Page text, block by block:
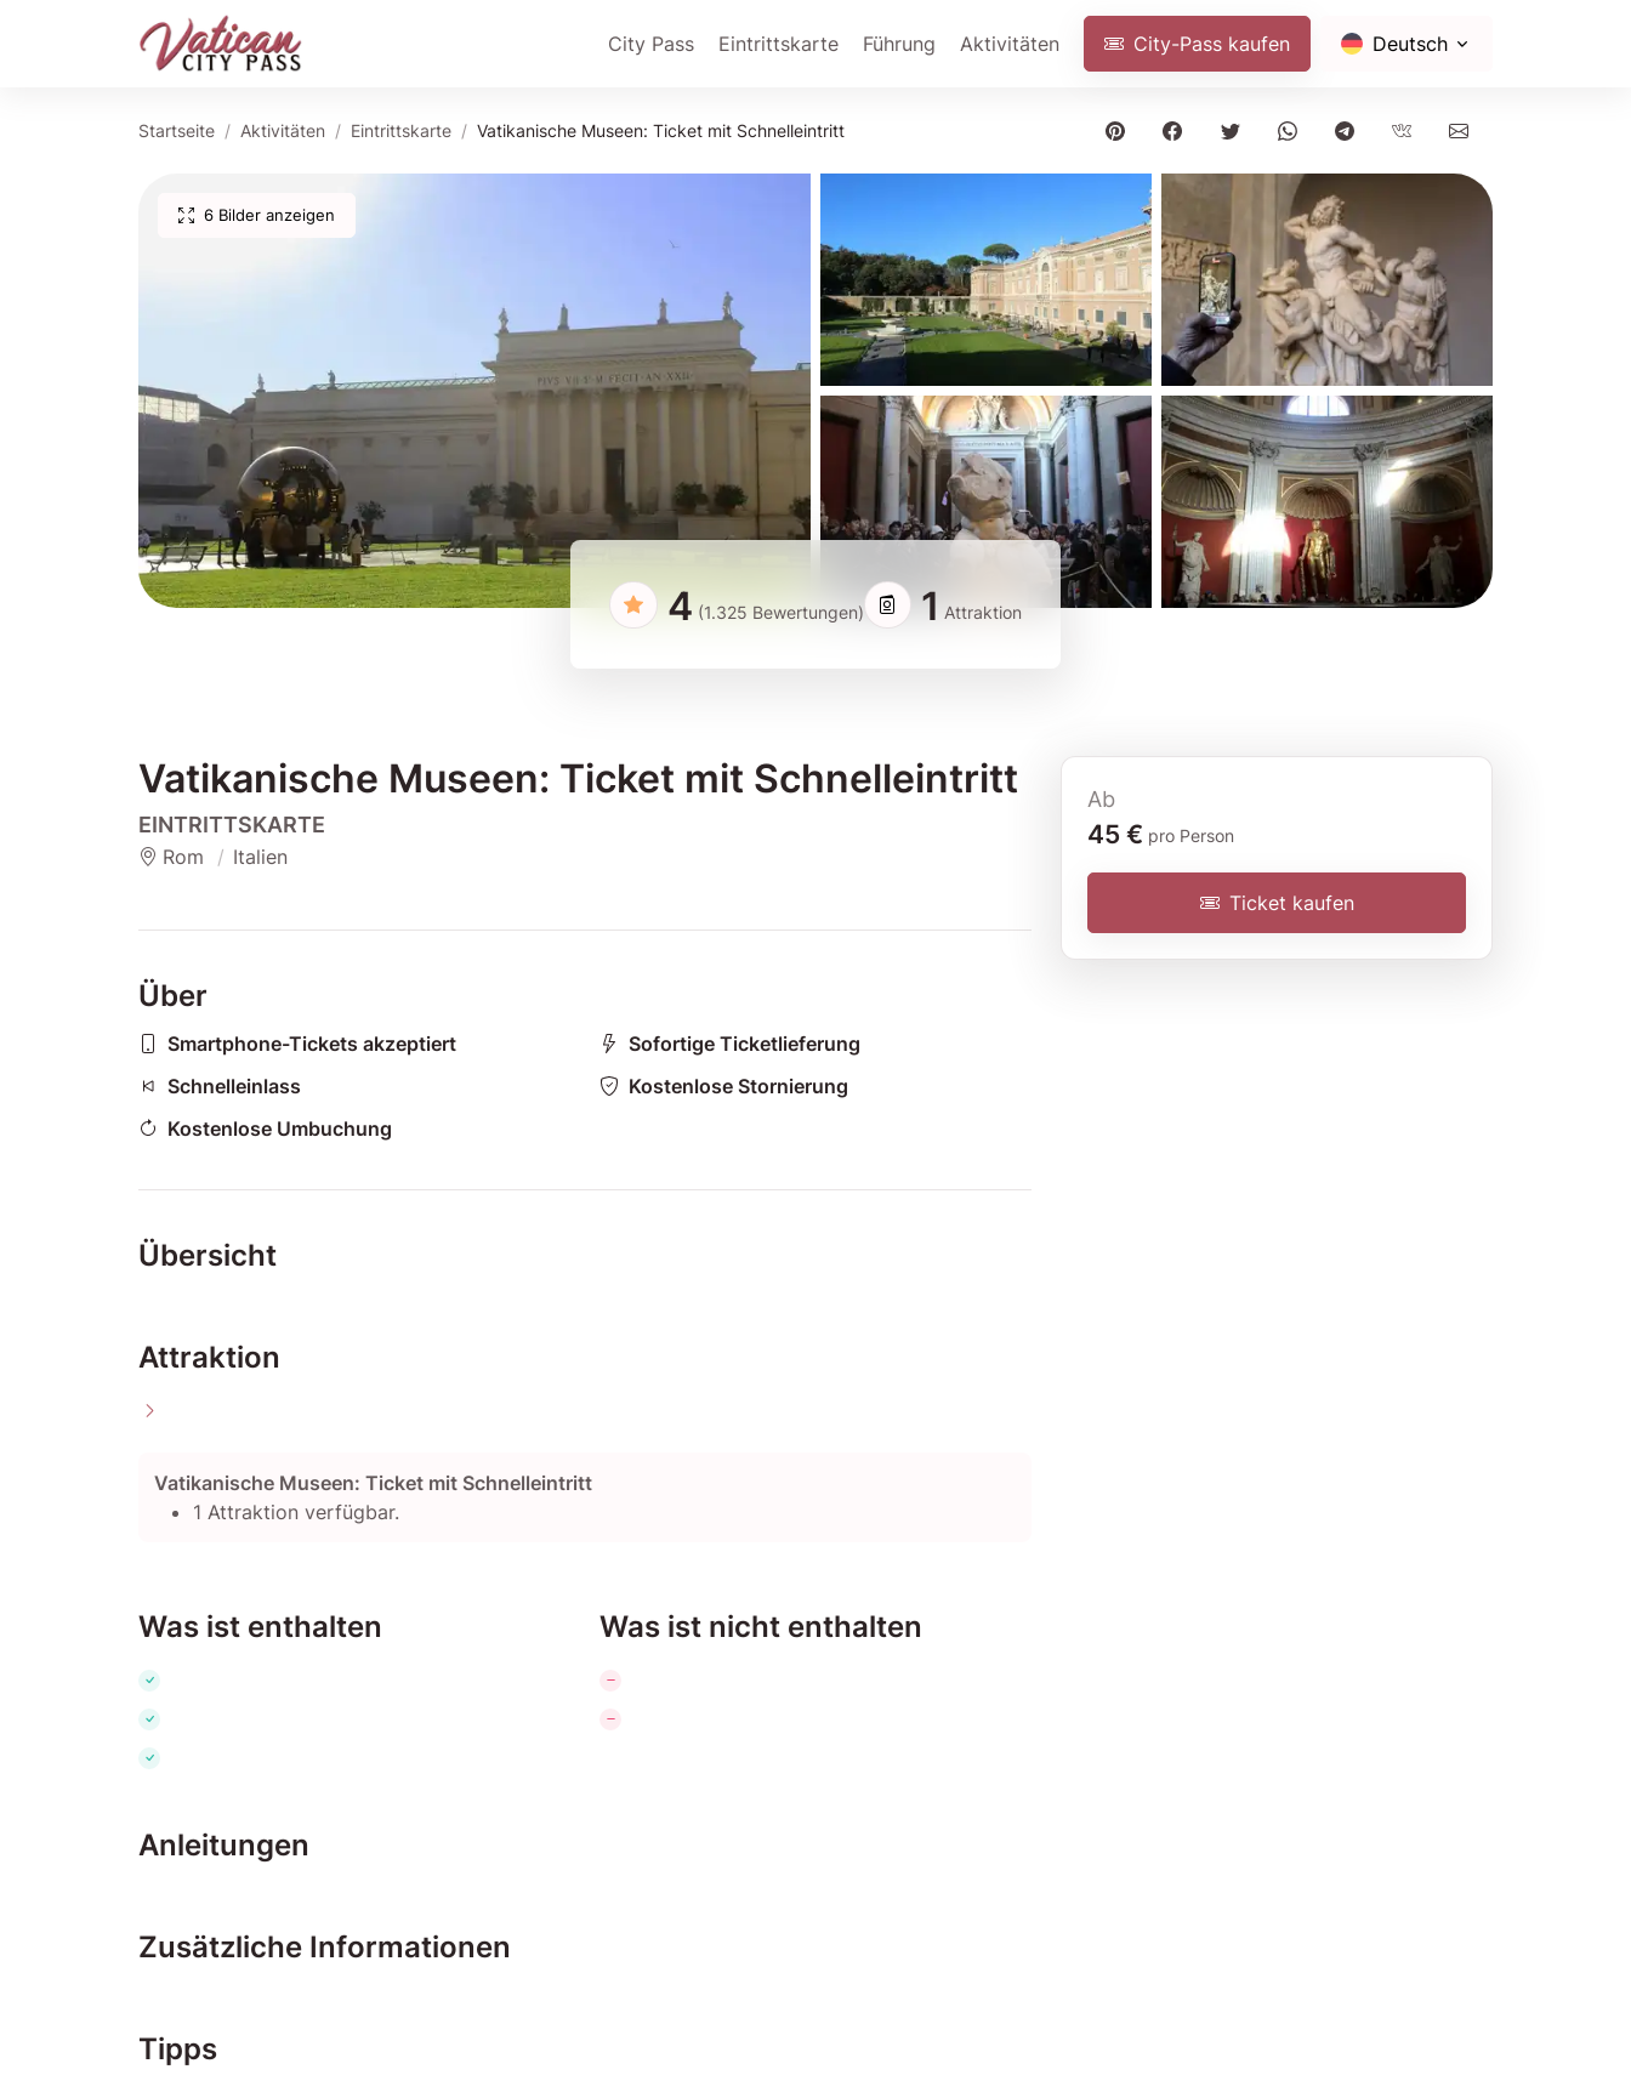
City Pass Eintrittskarte Führung Aktivitäten City-Pass kaufen Deutsch
Startseite Aktivitäten Eintrittskarte Vatikanische Museen: Ticket mit Schnelleintritt
6 Bilder anzeigen
4 (1.325 Bewertungen) 1 Attraktion
Vatikanische Museen: Ticket mit Schnelleintritt
EINTRITTSKARTE
Rom Italien
Über
Smartphone-Tickets akzeptiert
Sofortige Ticketlieferung
Schnelleinlass
Kostenlose Stornierung
Kostenlose Umbuchung
Übersicht
Attraktion
Vatikanische Museen: Ticket mit Schnelleintritt
1 Attraktion verfügbar.
Was ist enthalten Was ist nicht enthalten
Anleitungen
Zusätzliche Informationen
Tipps
Ab
45 € pro Person
Ticket kaufen